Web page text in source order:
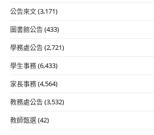
公告來文(3,171)
圖書館公告(433)
學務處公告(2,721)
學生事務(6,433)
家長事務(4,564)
教務處公告(3,532)
教師甄選(42)